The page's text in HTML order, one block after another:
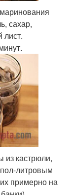
сахар,
лист.
из кастрюли,
литровым
примерно на